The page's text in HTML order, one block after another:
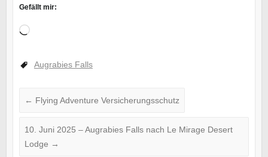
Gefällt mir:
Wird
Augrabies Falls
← Flying Adventure Versicherungsschutz
10. Juni 2025 – Augrabies Falls nach Le Mirage Desert
Lodge →